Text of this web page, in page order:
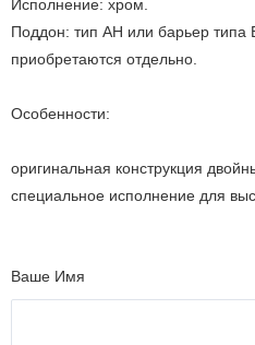
Исполнение: хром.
Поддон: тип АН или барьер типа
приобретаются отдельно.
Особенности:
оригинальная конструкция
специальное исполнение для
Ваше Имя